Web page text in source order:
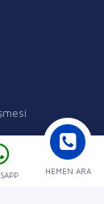
Mahmutbey Cd.
HEMEN ARA